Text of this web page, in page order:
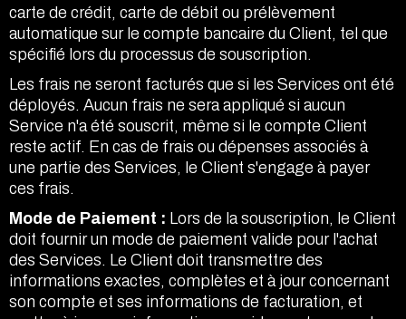
carte de crédit, carte de débit ou prélèvement
automatique sur le compte bancaire du Client, tel que
spécifié lors du processus de souscription.
Les frais ne seront facturés que si les Services ont été
déployés. Aucun frais ne sera appliqué si aucun
Service n'a été souscrit, même si le compte Client
reste actif. En cas de frais ou dépenses associés à
une partie des Services, le Client s'engage à payer
ces frais.
Mode de Paiement : Lors de la souscription, le Client
doit fournir un mode de paiement valide pour l'achat
des Services. Le Client doit transmettre des
informations exactes, complètes et à jour concernant
son compte et ses informations de facturation, et